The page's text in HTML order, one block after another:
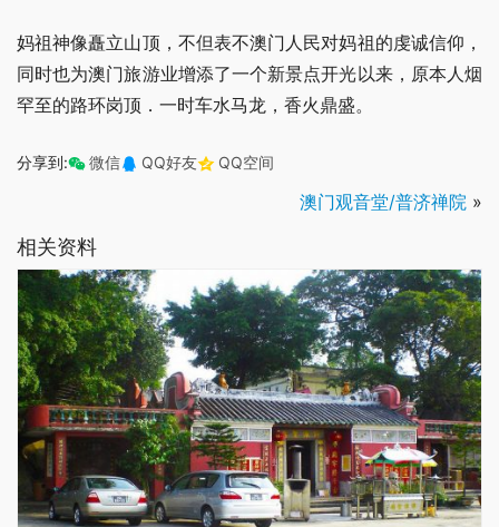
妈祖神像矗立山顶，不但表不澳门人民对妈祖的虔诚信仰，
同时也为澳门旅游业增添了一个新景点开光以来，原本人烟
罕至的路环岗顶．一时车水马龙，香火鼎盛。
分享到: 微信 QQ好友 QQ空间
澳门观音堂/普济禅院 »
相关资料